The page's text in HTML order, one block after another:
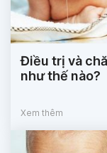
Điều trị và
như thế nào?
Xem thêm